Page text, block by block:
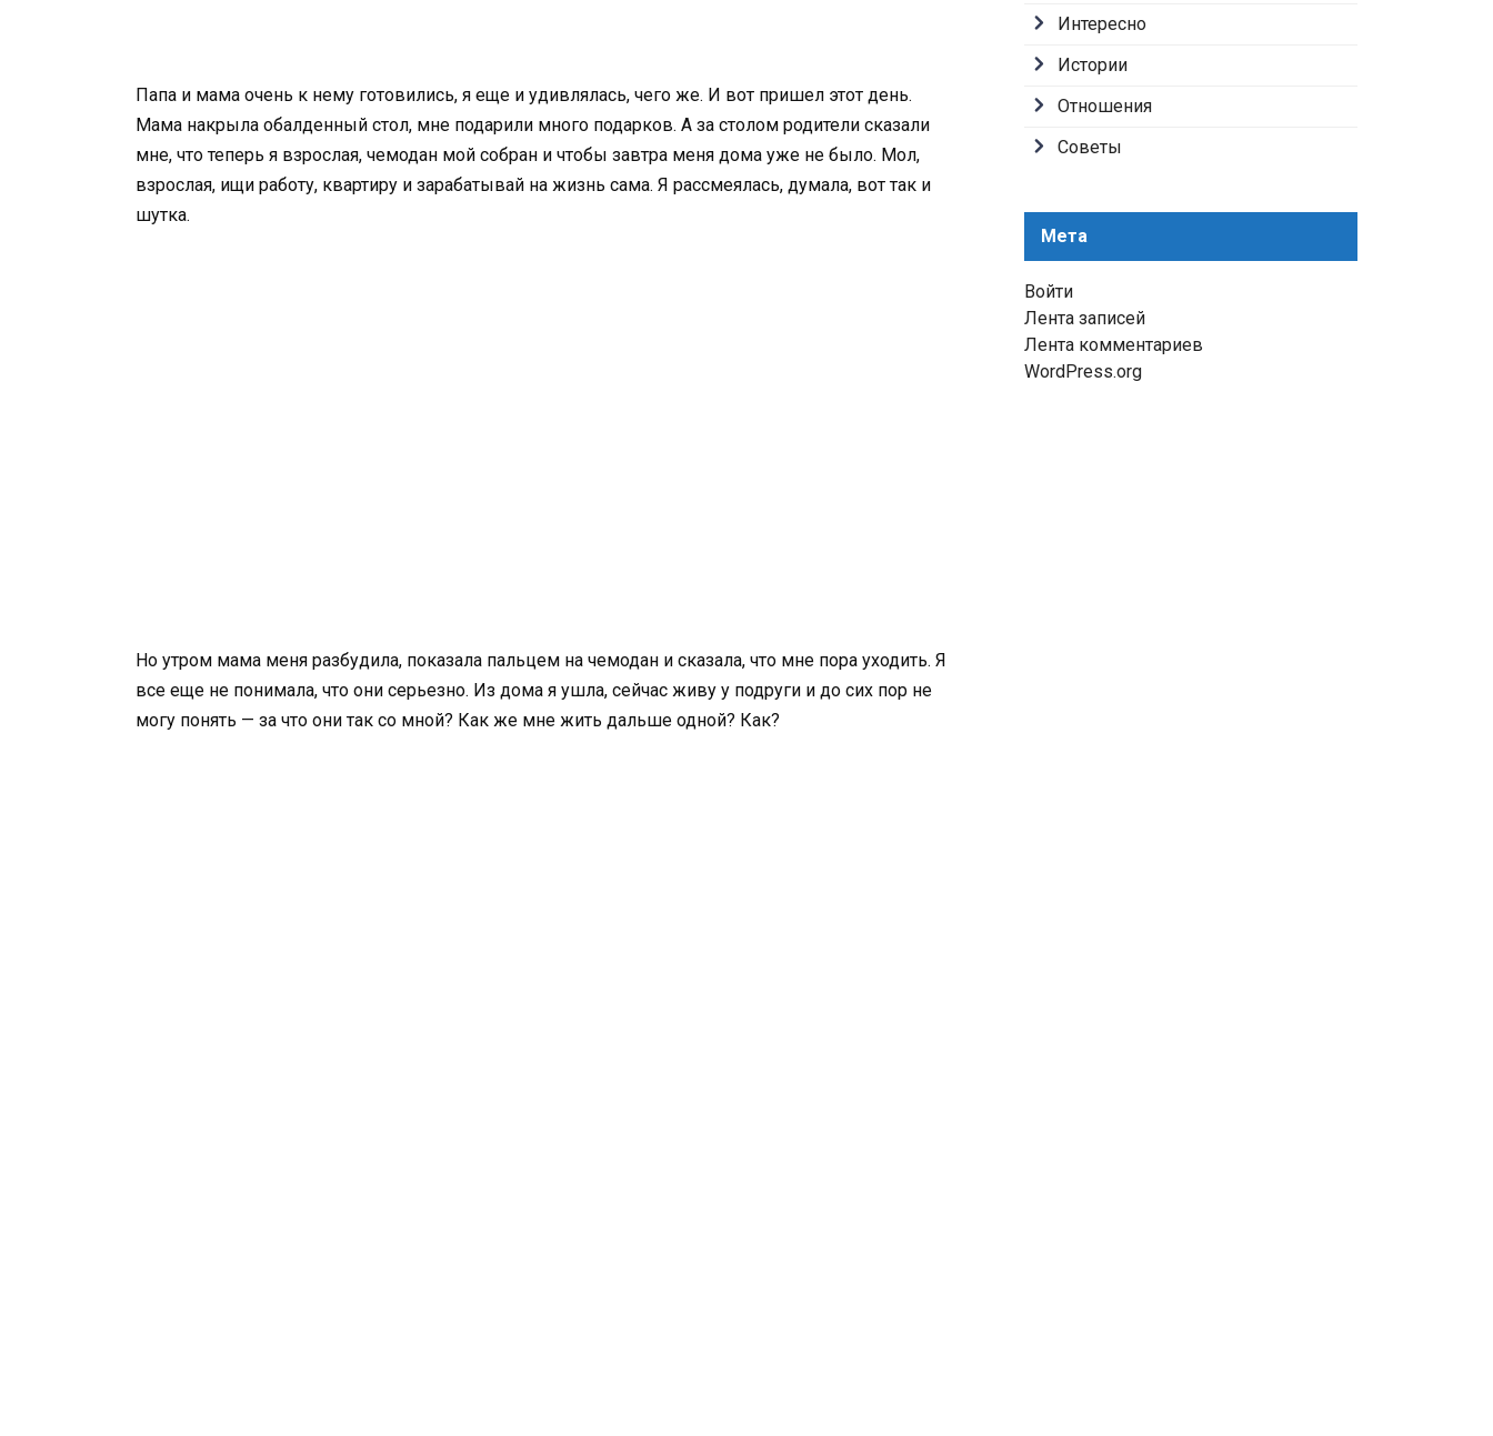
Папа и мама очень к нему готовились, я еще и удивлялась, чего же. И вот пришел этот день.
Мама накрыла обалденный стол, мне подарили много подарков. А за столом родители сказали
мне, что теперь я взрослая, чемодан мой собран и чтобы завтра меня дома уже не было. Мол,
взрослая, ищи работу, квартиру и зарабатывай на жизнь сама. Я рассмеялась, думала, вот так и
шутка.
Но утром мама меня разбудила, показала пальцем на чемодан и сказала, что мне пора уходить. Я
все еще не понимала, что они серьезно. Из дома я ушла, сейчас живу у подруги и до сих пор не
могу понять — за что они так со мной? Как же мне жить дальше одной? Как?
Интересно
Истории
Отношения
Советы
Мета
Войти
Лента записей
Лента комментариев
WordPress.org